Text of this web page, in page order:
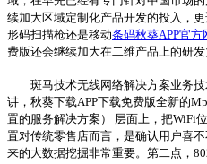
续加大区域定制化产品开发的投入，更
形码扫描枪还是移动条码秋葵APP官方
费版还会继续加大在二维产品上的研发力
斑马技术无线网络解决方案业务技术
讲，秋葵下载APP下载免费版全新的
置的服务解决方案） 层面上，把WiFi位置
置对传统零售店而言，是确认用户喜
来的大数据挖掘非常重要。第二点